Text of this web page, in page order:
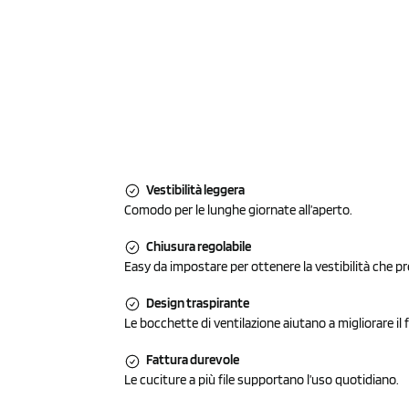
Vestibilità leggera
Comodo per le lunghe giornate all’aperto.
Chiusura regolabile
Easy da impostare per ottenere la vestibilità che
Design traspirante
Le bocchette di ventilazione aiutano a migliorare il
Fattura durevole
Le cuciture a più file supportano l’uso quotidiano.